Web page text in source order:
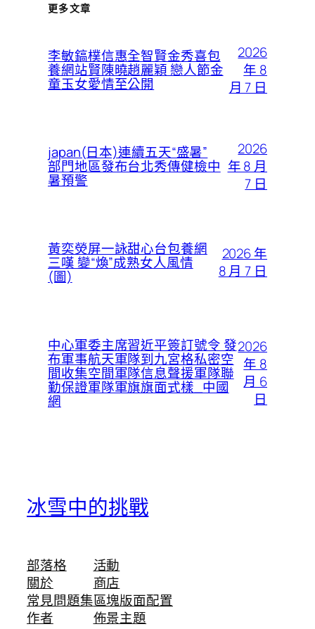
更多文章
李敏鎬樸信惠全智賢金秀喜包
養網站賢陳曉趙麗穎 戀人節金
童玉女愛情至公開
2026
年 8
月 7 日
japan(日本)連續五天“盛暑”
部門地區發布台北秀傳健檢中
暑預警
2026
年 8 月
7 日
黃奕熒屏一詠甜心台包養網
三嘆 變“煥”成熟女人風情
(圖)
2026 年
8 月 7 日
中心軍委主席習近平簽訂號令 發
布軍事航天軍隊到九宮格私密空
間收集空間軍隊信息聲援軍隊聯
勤保證軍隊軍旗旗面式樣_中國
網
2026
年 8
月 6
日
冰雪中的挑戰
部落格
關於
常見問題集
作者
活動
商店
區塊版面配置
佈景主題